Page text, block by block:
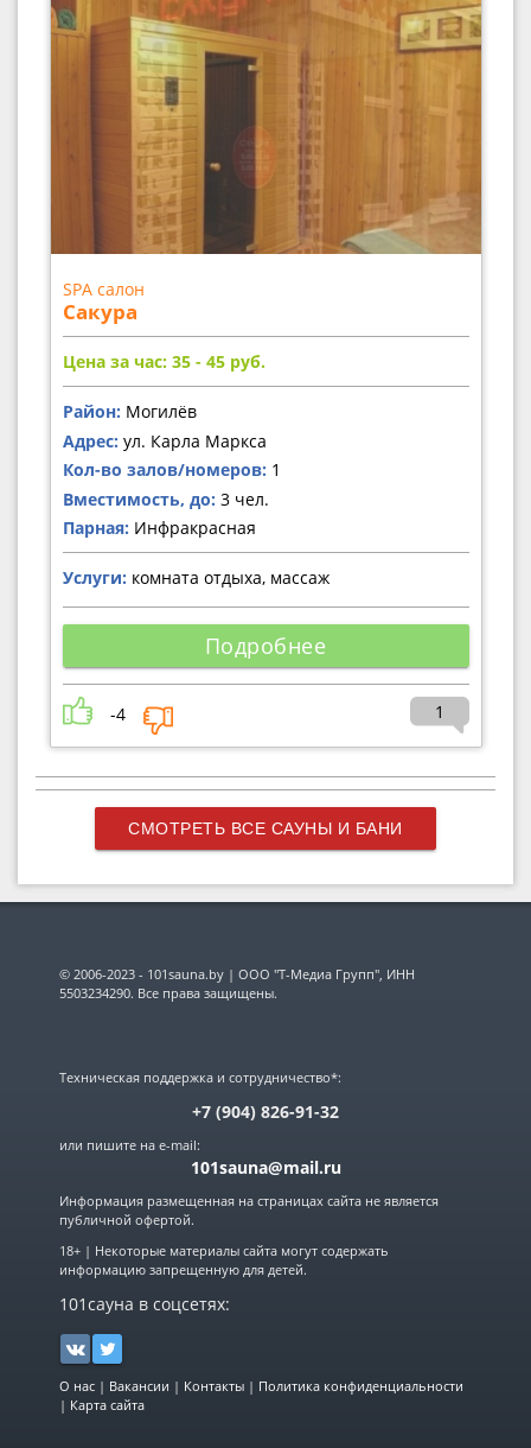
SPA салон
Сакура
Цена за час: 35 - 45 руб.
Район: Могилёв
Адрес: ул. Карла Маркса
Кол-во залов/номеров: 1
Вместимость, до: 3 чел.
Парная: Инфракрасная
Услуги: комната отдыха, массаж
Подробнее
-4 1
СМОТРЕТЬ ВСЕ САУНЫ И БАНИ
© 2006-2023 - 101sauna.by | ООО "Т-Медиа Групп", ИНН
5503234290. Все права защищены.
Техническая поддержка и сотрудничество*:
+7 (904) 826-91-32
или пишите на e-mail:
101sauna@mail.ru
Информация размещенная на страницах сайта не является
публичной офертой.
18+ | Некоторые материалы сайта могут содержать
информацию запрещенную для детей.
101сауна в соцсетях:
О нас | Вакансии | Контакты | Политика конфиденциальности
| Карта сайта